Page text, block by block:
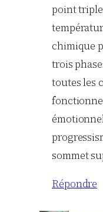
point triple
chimique
trois
toutes les
sommet
Répondre